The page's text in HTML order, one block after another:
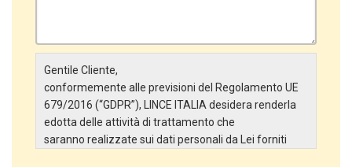
Gentile Cliente,
conformemente alle previsioni del Regolamento UE
679/2016 (“GDPR”), LINCE ITALIA desidera renderla
edotta delle attività di trattamento che
saranno realizzate sui dati personali da Lei forniti